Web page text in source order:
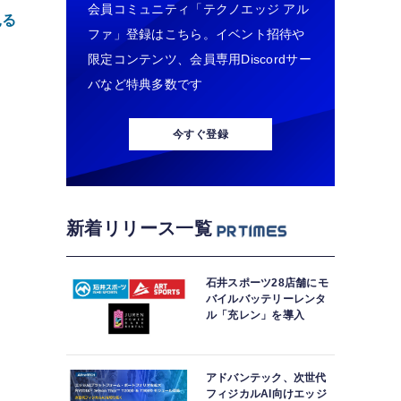
会員コミュニティ「テクノエッジ アル
ファ」登録はこちら。イベント招待や
限定コンテンツ、会員専用Discordサー
バなど特典多数です
今すぐ登録
新着リリース一覧
石井スポーツ28店舗にモ
バイルバッテリーレンタ
ル「充レン」を導入
アドバンテック、次世代
フィジカルAI向けエッジ